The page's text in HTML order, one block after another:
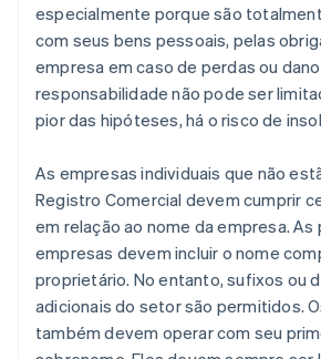
especialmente porque são
com seus bens pessoais, pelas
empresa em caso de perdas ou
responsabilidade não pode ser
pior das hipóteses, há o risco de
As empresas individuais que não
Registro Comercial devem cumprir
em relação ao nome da empresa. As
empresas devem incluir o nome
proprietário. No entanto, sufixos ou
adicionais do setor são permitidos.
também devem operar com seu